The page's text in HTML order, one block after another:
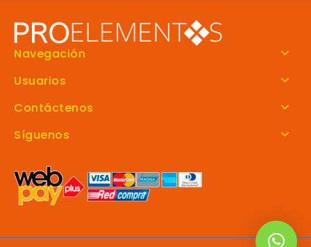
Navegación
Usuarios
Contáctenos
Síguenos